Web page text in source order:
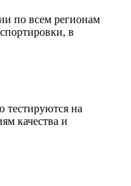
по всем регионам
в
тестируются на
качества и